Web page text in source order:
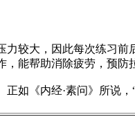
大，因此每次练习前
能帮助消除疲劳，预防
《内经·素问》所说，